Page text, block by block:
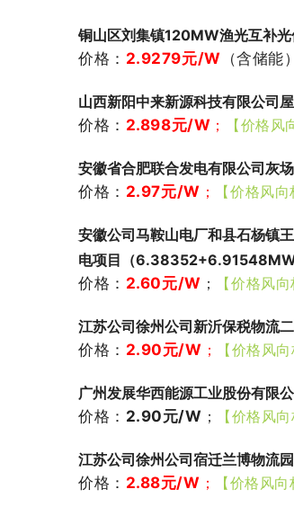
铜山区刘集镇120MW渔光互补
价格： 2.9279元/W （含储能）
山西新阳中来新源科技有限公司
价格： 2.898元/W ； 【价格风
安徽省合肥联合发电有限公司灰
价格： 2.97元/W ； 【价格风
安徽公司马鞍山电厂和县石杨镇
电项目（
价格： 2.60元/W ； 【价格风
江苏公司徐州公司新沂保税物流
价格： 2.90元/W ； 【价格风
广州发展华西能源工业股份有限
价格： 2.90元/W ； 【价格风
江苏公司徐州公司宿迁兰博物流
价格： 2.88元/W ； 【价格风